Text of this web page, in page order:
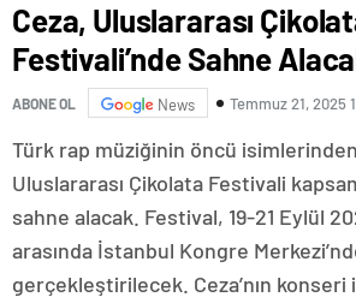
Ceza, Uluslararası
Festivali’nde Sahne
ABONE OL News Temmuz 21, 2025
Türk rap müziğinin öncü isimlerinden
Uluslararası Çikolata Festivali
sahne alacak. Festival, 19-21 Eylül
arasında İstanbul Kongre
gerçekleştirilecek. Ceza’nın konseri